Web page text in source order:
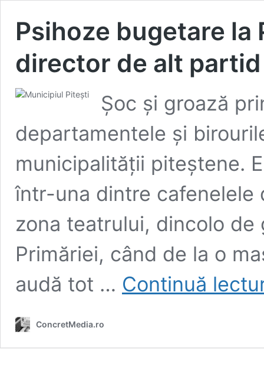
Psihoze bugetare la
director de alt
Șoc și groază
departamentele și
municipalității piteștene.
într-una dintre cafenelele
zona teatrului, dincolo
Primăriei, când de la o
audă tot … Continuă
ConcretMedia.ro